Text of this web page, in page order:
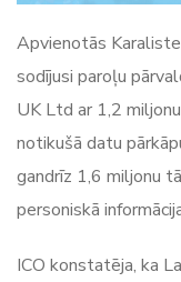
Apvienotās
sodījusi paroļu
UK Ltd ar 1,2
notikušā datu
gandrīz 1,6 miljonu
personiskā
ICO konstatēja, ka